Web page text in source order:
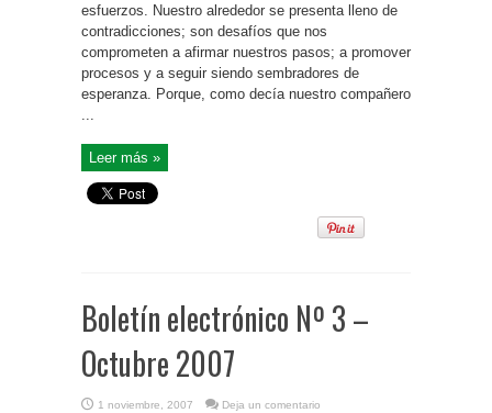
esfuerzos. Nuestro alrededor se presenta lleno de
contradicciones; son desafíos que nos
comprometen a afirmar nuestros pasos; a promover
procesos y a seguir siendo sembradores de
esperanza. Porque, como decía nuestro compañero
Leer más »
Boletín electrónico Nº 3 –
Octubre 2007
1 noviembre, 2007
Deja un comentario